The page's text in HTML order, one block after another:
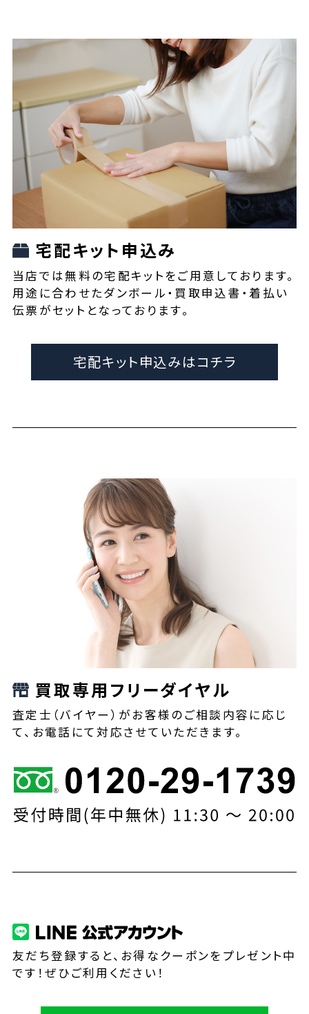
宅配キット申込み
当店では無料の宅配キットをご用意しております。
用途に合わせたダンボール・買取申込書・着払い
伝票がセットとなっております。
宅配キット申込みはコチラ
買取専用フリーダイヤル
査定士（バイヤー）がお客様のご相談内容に応じ
て、お電話にて対応させていただきます。
友だち登録すると、お得なクーポンをプレゼント中
です！ぜひご利用ください！